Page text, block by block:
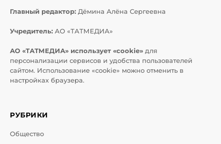
Главный редактор: Дёмина Алёна Сергеевна
Учредитель: АО «ТАТМЕДИА»
АО «ТАТМЕДИА» использует «cookie» для
персонализации сервисов и удобства пользователей
сайтом. Использование «cookie» можно отменить в
настройках браузера.
РУБРИКИ
Общество